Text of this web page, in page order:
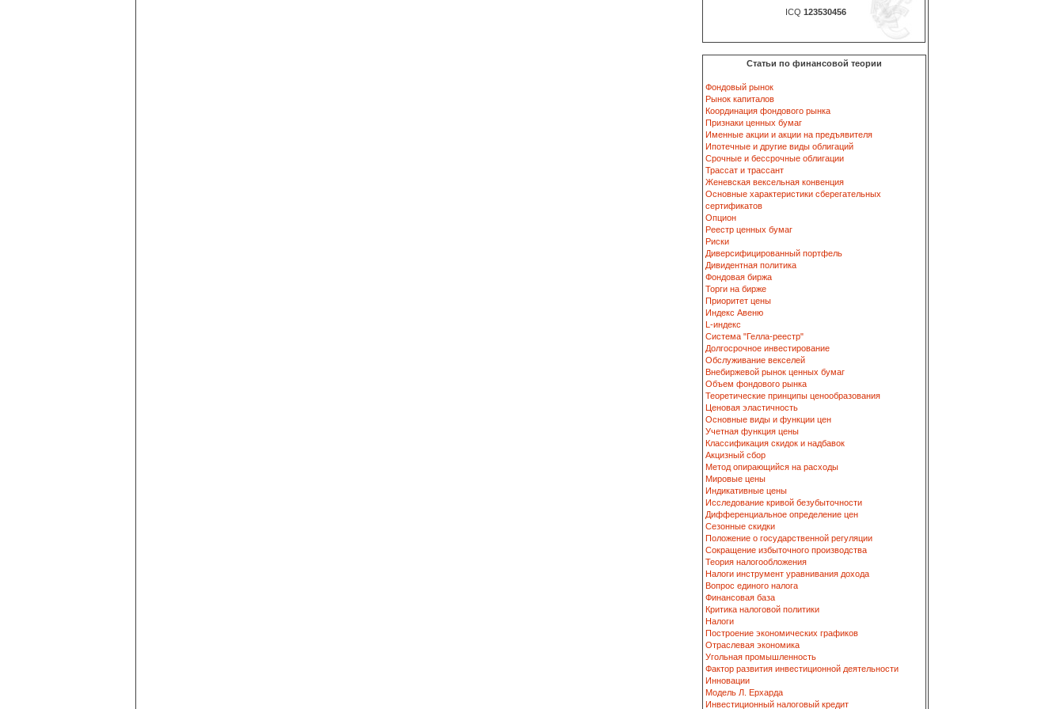
ICQ 123530456
Статьи по финансовой теории
Фондовый рынок
Рынок капиталов
Координация фондового рынка
Признаки ценных бумаг
Именные акции и акции на предъявителя
Ипотечные и другие виды облигаций
Срочные и бессрочные облигации
Трассат и трассант
Женевская вексельная конвенция
Основные характеристики сберегательных
сертификатов
Опцион
Реестр ценных бумаг
Риски
Диверсифицированный портфель
Дивидентная политика
Фондовая биржа
Торги на бирже
Приоритет цены
Индекс Авеню
L-индекс
Система "Гелла-реестр"
Долгосрочное инвестирование
Обслуживание векселей
Внебиржевой рынок ценных бумаг
Объем фондового рынка
Теоретические принципы ценообразования
Ценовая эластичность
Основные виды и функции цен
Учетная функция цены
Классификация скидок и надбавок
Акцизный сбор
Метод опирающийся на расходы
Мировые цены
Индикативные цены
Исследование кривой безубыточности
Дифференциальное определение цен
Сезонные скидки
Положение о государственной регуляции
Сокращение избыточного производства
Теория налогообложения
Налоги инструмент уравнивания дохода
Вопрос единого налога
Финансовая база
Критика налоговой политики
Налоги
Построение экономических графиков
Отраслевая экономика
Угольная промышленность
Фактор развития инвестиционной деятельности
Инновации
Модель Л. Ерхарда
Инвестиционный налоговый кредит